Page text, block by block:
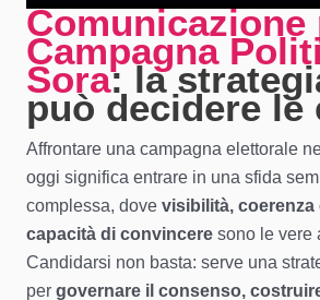
Comunicazione
Campagna
Sora: la
può decidere le
Affrontare una campagna elettorale
oggi significa entrare in una sfida
complessa, dove visibilità,
capacità di convincere sono le vere
Candidarsi non basta: serve una
per governare il consenso,